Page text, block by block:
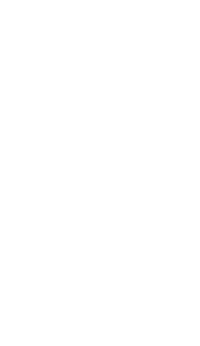
לבגרות
הבית